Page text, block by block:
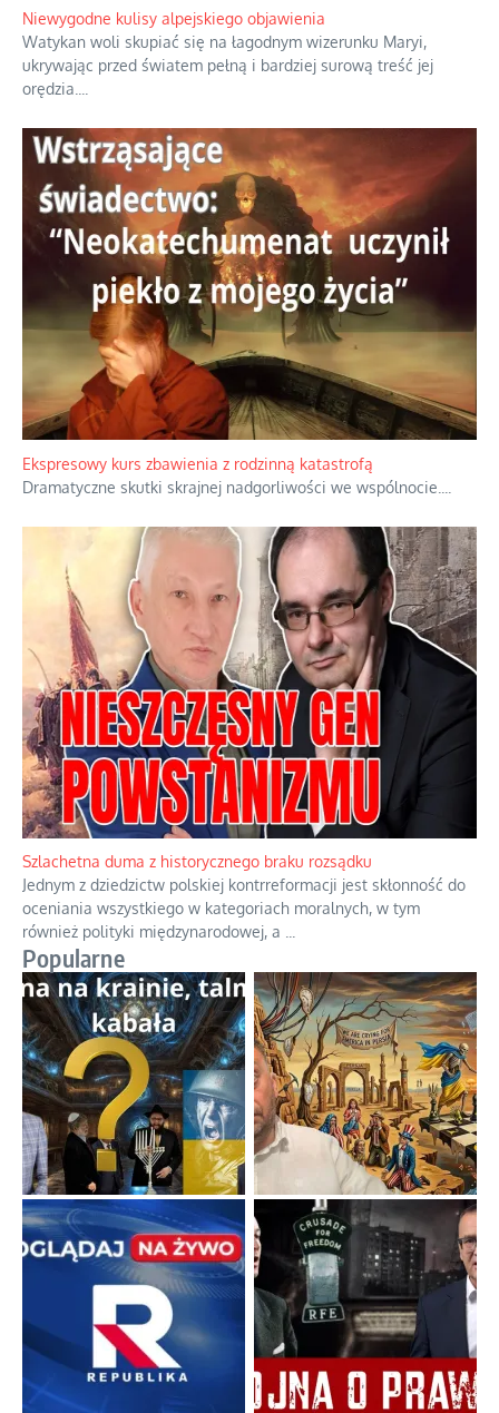
Instrukcja obsługi łaski z ominięciem duchowych skrótów.
Niewygodne kulisy alpejskiego objawienia
Watykan woli skupiać się na łagodnym wizerunku Maryi,
ukrywając przed światem pełną i bardziej surową treść jej
orędzia....
Ekspresowy kurs zbawienia z rodzinną katastrofą
Dramatyczne skutki skrajnej nadgorliwości we wspólnocie.
Szlachetna duma z historycznego braku rozsądku
Jednym z dziedzictw polskiej kontrreformacji jest skłonność do
oceniania wszystkiego w kategoriach moralnych, w tym
również polityki międzynarodowej, a...
Popularne